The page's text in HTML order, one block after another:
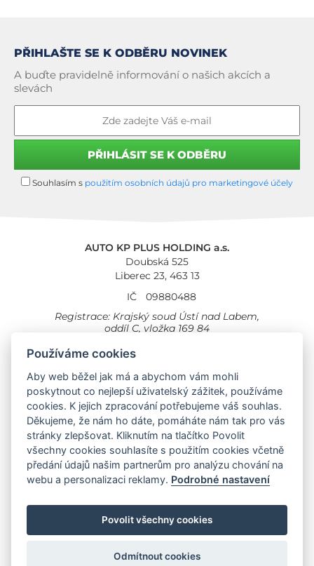
PŘIHLAŠTE SE K ODBĚRU NOVINEK
A buďte pravidelně informování o našich akcích a
slevách
Souhlasím s použitím osobních údajů pro marketingové účely
AUTO KP PLUS HOLDING a.s.
Doubská 525
Liberec 23, 463 13
IČ
09880488
Registrace: Krajský soud Ústí nad Labem,
oddíl C, vložka 169 84
Cookies Všeobecné obchodní podmínky
Provozovna Toyota
Londýnská 558
Liberec, 460 01
Provozovna Toyota Professional
Doubská 660,
Liberec 463 12
Auto KP Plus:
Toyota Opel Jeep Hyundai
Používáme cookies
Aby web běžel jak má a abychom vám mohli
poskytnout co nejlepší uživatelský zážitek, používáme
cookies. K jejich zpracování potřebujeme váš souhlas.
Děkujeme, že nám ho dáte, pomáháte nám tak pro vás
stránky zlepšovat. Kliknutím na tlačítko Povolit
všechny cookies souhlasíte s použitím cookies včetně
předání údajů našim partnerům pro analýzu chování na
webu a personalizaci reklamy. Podrobné nastavení
Povolit všechny cookies
Odmítnout cookies